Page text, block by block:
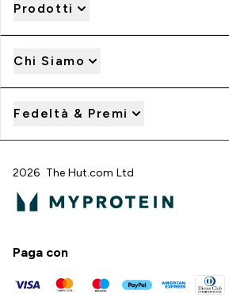
Prodotti
Chi Siamo
Fedeltà & Premi
2026 The Hut.com Ltd
Paga con